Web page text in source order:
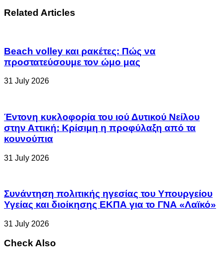
Related Articles
Beach volley και ρακέτες: Πώς να
προστατεύσουμε τον ώμο μας
31 July 2026
Έντονη κυκλοφορία του ιού Δυτικού Νείλου
στην Αττική: Κρίσιμη η προφύλαξη από τα
κουνούπια
31 July 2026
Συνάντηση πολιτικής ηγεσίας του Υπουργείου
Υγείας και διοίκησης ΕΚΠΑ για το ΓΝΑ «Λαϊκό»
31 July 2026
Check Also